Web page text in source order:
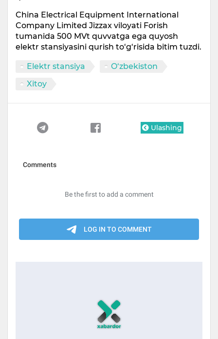
China Electrical Equipment International
Company Limited Jizzax viloyati Forish
tumanida 500 MVt quvvatga ega quyosh
elektr stansiyasini qurish to‘g‘risida bitim tuzdi.
Elektr stansiya
O‘zbekiston
Xitoy
Ulashing